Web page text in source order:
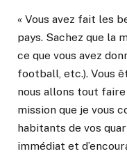
« Vous avez fait les
pays. Sachez que la
ce que vous avez
football, etc.). Vous
nous allons tout
mission que je vous
habitants de vos
immédiat et